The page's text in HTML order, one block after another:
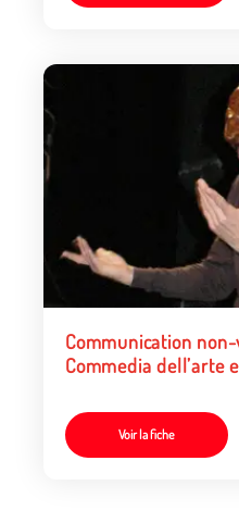
Communication
Commedia dell’arte
Voir la fiche